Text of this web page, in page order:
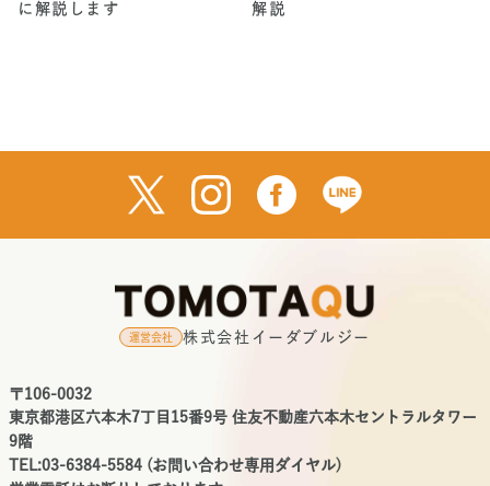
に解説します
解説
運営会社 株式会社イーダブルジー
〒106-0032
東京都港区六本木7丁目15番9号 住友不動産六本木セントラルタワー
9階
TEL:03-6384-5584 (お問い合わせ専用ダイヤル)